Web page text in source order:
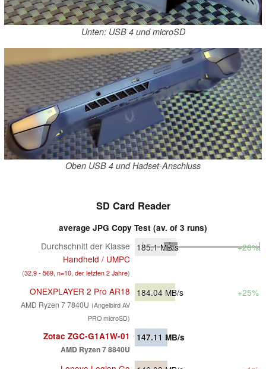
Unten: USB 4 und microSD
Oben USB 4 und Hadset-Anschluss
SD Card Reader
average JPG Copy Test (av. of 3 runs)
Durchschnitt der Klasse
Handheld / UMPC
(32.9 - 569, n=10, der letzten 2 Jahre)
185.1MB/s +26%
ONEXPLAYER 2 Pro AR18
AMD Ryzen 7 7840U (Angelbird AV
PRO microSD)
184.04 MB/s +25%
Zotac ZGC-G1A1W-01
AMD Ryzen 7 8840U
147.11 MB/s